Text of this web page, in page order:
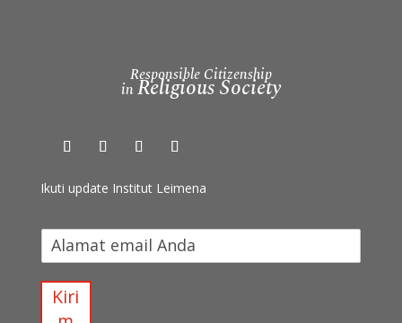
Responsible Citizenship
in Religious Society
Ikuti update Institut Leimena
Kiri